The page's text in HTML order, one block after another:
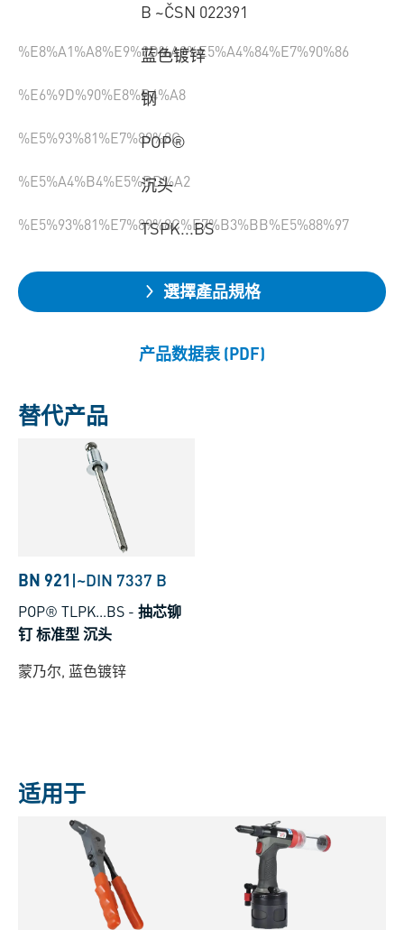
B ~ČSN 022391
%E8%A1%A8%E9%9D%A2%E5%A4%84%E7%90%86
蓝色镀锌
%E6%9D%90%E8%B4%A8
钢
%E5%93%81%E7%89%8C
POP®
%E5%A4%B4%E5%BD%A2
沉头
%E5%93%81%E7%89%8C%E7%B3%BB%E5%88%97
TSPK...BS
選擇產品規格
产品数据表 (PDF)
替代产品
BN 921 |~DIN 7337 B
POP® TLPK...BS - 抽芯铆
钉 标准型 沉头
蒙乃尔, 蓝色镀锌
适用于